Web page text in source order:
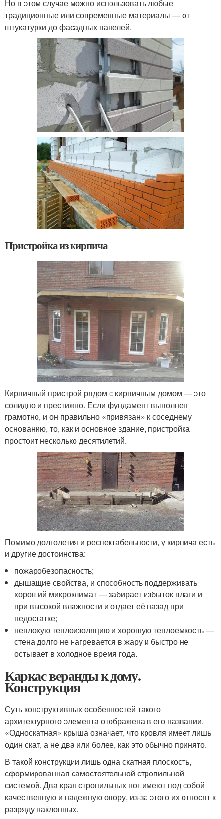
Но в этом случае можно использовать любые
традиционные или современные материалы — от
штукатурки до фасадных панелей.
Пристройка из кирпича
Кирпичный пристрой рядом с кирпичным домом — это
солидно и престижно. Если фундамент выполнен
грамотно, и он правильно «привязан» к соседнему
основанию, то, как и основное здание, пристройка
простоит несколько десятилетий.
Помимо долголетия и респектабельности, у кирпича есть
и другие достоинства:
пожаробезопасность;
дышащие свойства, и способность поддерживать
хороший микроклимат — забирает избыток влаги и
при высокой влажности и отдает её назад при
недостатке;
неплохую теплоизоляцию и хорошую теплоемкость —
стена долго не нагревается в жару и быстро не
остывает в холодное время года.
Каркас веранды к дому.
Конструкция
Суть конструктивных особенностей такого
архитектурного элемента отображена в его названии.
«Односкатная» крыша означает, что кровля имеет лишь
один скат, а не два или более, как это обычно принято.
В такой конструкции лишь одна скатная плоскость,
сформированная самостоятельной стропильной
системой. Два края стропильных ног имеют под собой
качественную и надежную опору, из-за этого их относят к
разряду наклонных.